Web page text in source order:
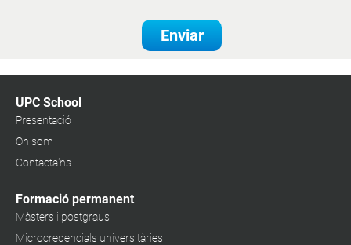
Enviar
UPC School
Presentació
On som
Contacta'ns
Formació permanent
Màsters i postgraus
Microcredencials universitàries